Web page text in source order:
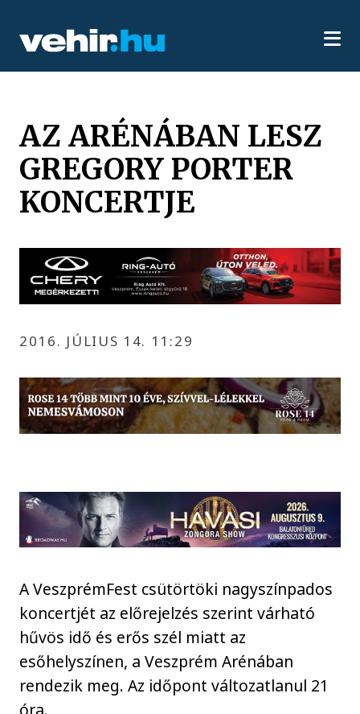
AZ ARÉNÁBAN LESZ
GREGORY PORTER
KONCERTJE
2016. JÚLIUS 14. 11:29
A VeszprémFest csütörtöki nagyszínpados
koncertjét az előrejelzés szerint várható
hűvös idő és erős szél miatt az
esőhelyszínen, a Veszprém Arénában
rendezik meg. Az időpont változatlanul 21
óra.